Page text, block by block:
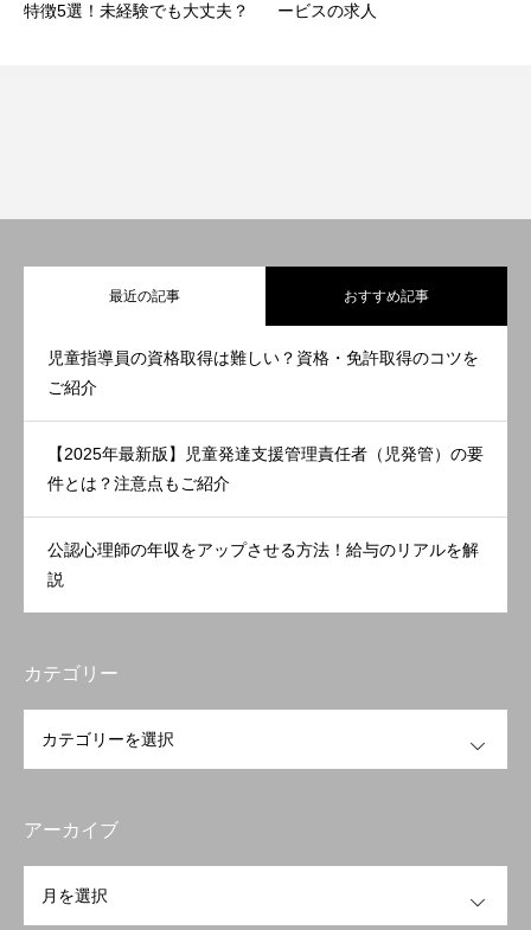
特徴5選！未経験でも大丈夫？
ービスの求人
最近の記事 おすすめ記事
児童指導員の資格取得は難しい？資格・免許取得のコツを
ご紹介
【2025年最新版】児童発達支援管理責任者（児発管）の要
件とは？注意点もご紹介
公認心理師の年収をアップさせる方法！給与のリアルを解
説
カテゴリー
アーカイブ